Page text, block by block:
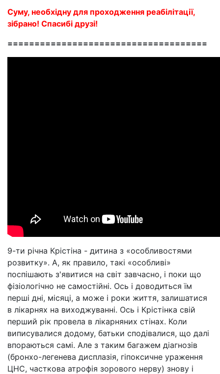
Суму, необхідну для проходження реабілітації,
зібрано! Спасибі друзі!
=====================================
9-ти річна Крістіна - дитина з «особливостями
розвитку». А, як правило, такі «особливі»
поспішають з'явитися на світ завчасно, і поки що
фізіологічно не самостійні. Ось і доводиться їм
перші дні, місяці, а може і роки життя, залишатися
в лікарнях на виходжуванні. Ось і Крістінка свій
перший рік провела в лікарняних стінах. Коли
виписувалися додому, батьки сподівалися, що далі
впораються самі. Але з таким багажем діагнозів
(бронхо-легенева дисплазія, гіпоксичне ураження
ЦНС, часткова атрофія зорового нерву) знову і